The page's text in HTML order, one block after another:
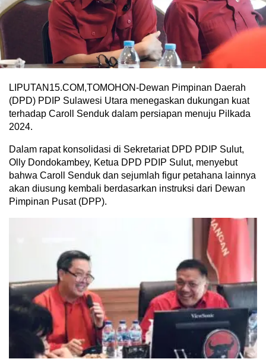
LIPUTAN15.COM,TOMOHON-Dewan Pimpinan Daerah
(DPD) PDIP Sulawesi Utara menegaskan dukungan kuat
terhadap Caroll Senduk dalam persiapan menuju Pilkada
2024.
Dalam rapat konsolidasi di Sekretariat DPD PDIP Sulut,
Olly Dondokambey, Ketua DPD PDIP Sulut, menyebut
bahwa Caroll Senduk dan sejumlah figur petahana lainnya
akan diusung kembali berdasarkan instruksi dari Dewan
Pimpinan Pusat (DPP).